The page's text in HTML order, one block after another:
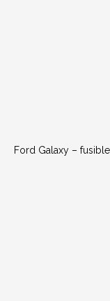
Ford Galaxy –